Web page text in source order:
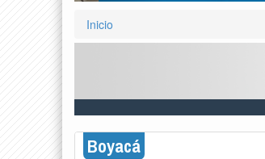
Inicio
Boyacá